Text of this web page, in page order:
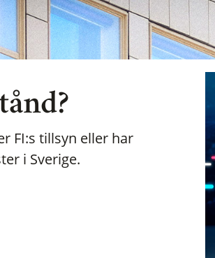
FI:s tillsyn eller har
i Sverige.